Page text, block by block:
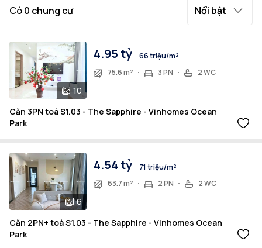
Có0 chung cư Nổi bật
10
4.95 tỷ
66 triệu/m²
75.6 m²
3 PN 2 WC
Căn 3PN toà S1.03 - The Sapphire - Vinhomes Ocean
Park
6
4.54 tỷ
71 triệu/m²
63.7 m²
2 PN 2 WC
Căn 2PN+ toà S1.03 - The Sapphire - Vinhomes Ocean
Park